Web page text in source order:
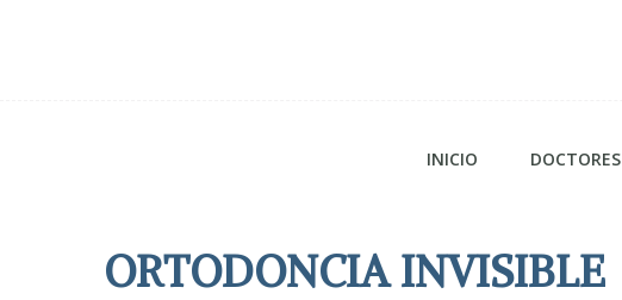
INICIO DOCTORES
ORTODONCIA INVISIBLE